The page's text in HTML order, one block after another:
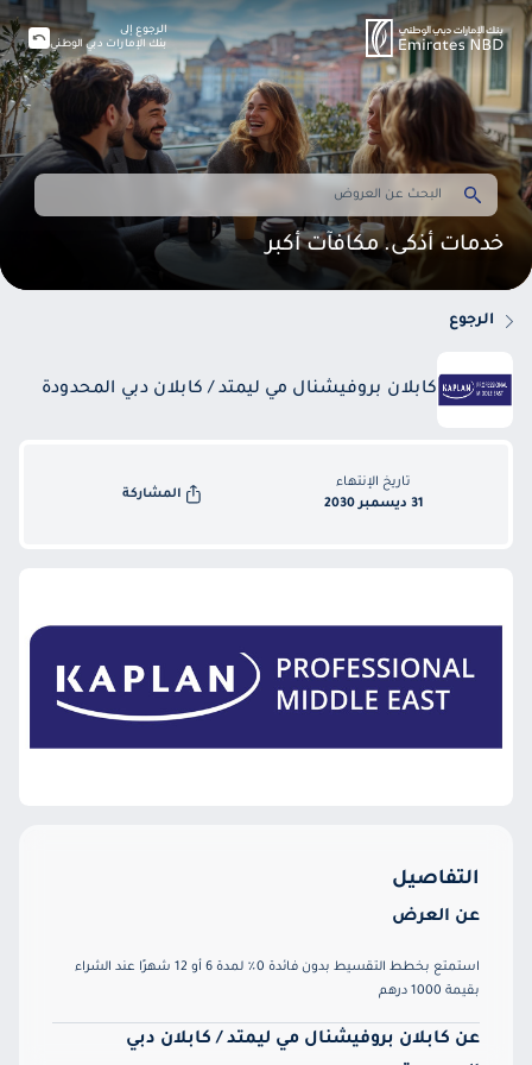
خدمات أذكى. مكافآت أكبر
الرجوع إلى
بنك الإمارات دبي الوطني
الرجوع
كابلان بروفيشنال مي ليمتد / كابلان دبي المحدودة
تاريخ الإنتهاء
31 ديسمبر 2030
المشاركة
التفاصيل
عن العرض
استمتع بخطط التقسيط بدون فائدة 0٪ لمدة 6 أو 12 شهرًا عند الشراء
بقيمة 1000 درهم
عن كابلان بروفيشنال مي ليمتد / كابلان دبي